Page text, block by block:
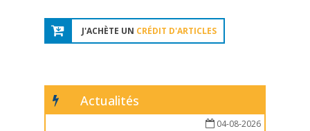
J'ACHÈTE UN CRÉDIT D'ARTICLES
Actualités
04-08-2026